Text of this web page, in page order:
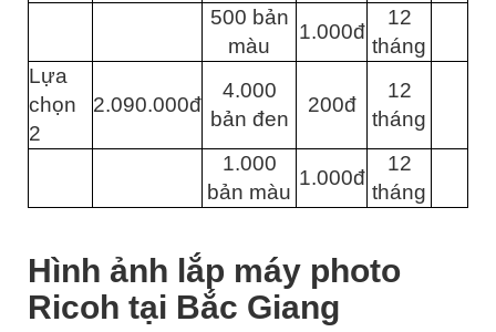
500 bản
màu
1.000đ
12
tháng
Lựa
chọn
2
2.090.000đ
4.000
bản đen
200đ
12
tháng
1.000
bản màu
1.000đ
12
tháng
Hình ảnh lắp máy photo
Ricoh tại Bắc Giang